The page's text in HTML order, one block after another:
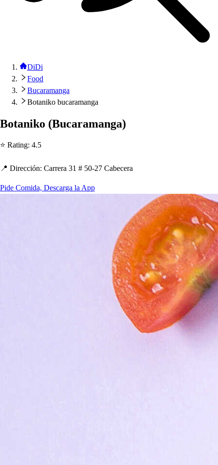
DiDi
Food
Bucaramanga
Botaniko bucaramanga
Botaniko (Bucaramanga)
⭐ Rating: 4.5
📍 Dirección: Carrera 31 # 50-27 Cabecera
Pide Comida, Descarga la App